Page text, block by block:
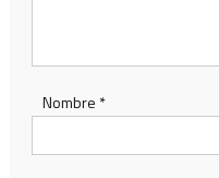
Nombre *